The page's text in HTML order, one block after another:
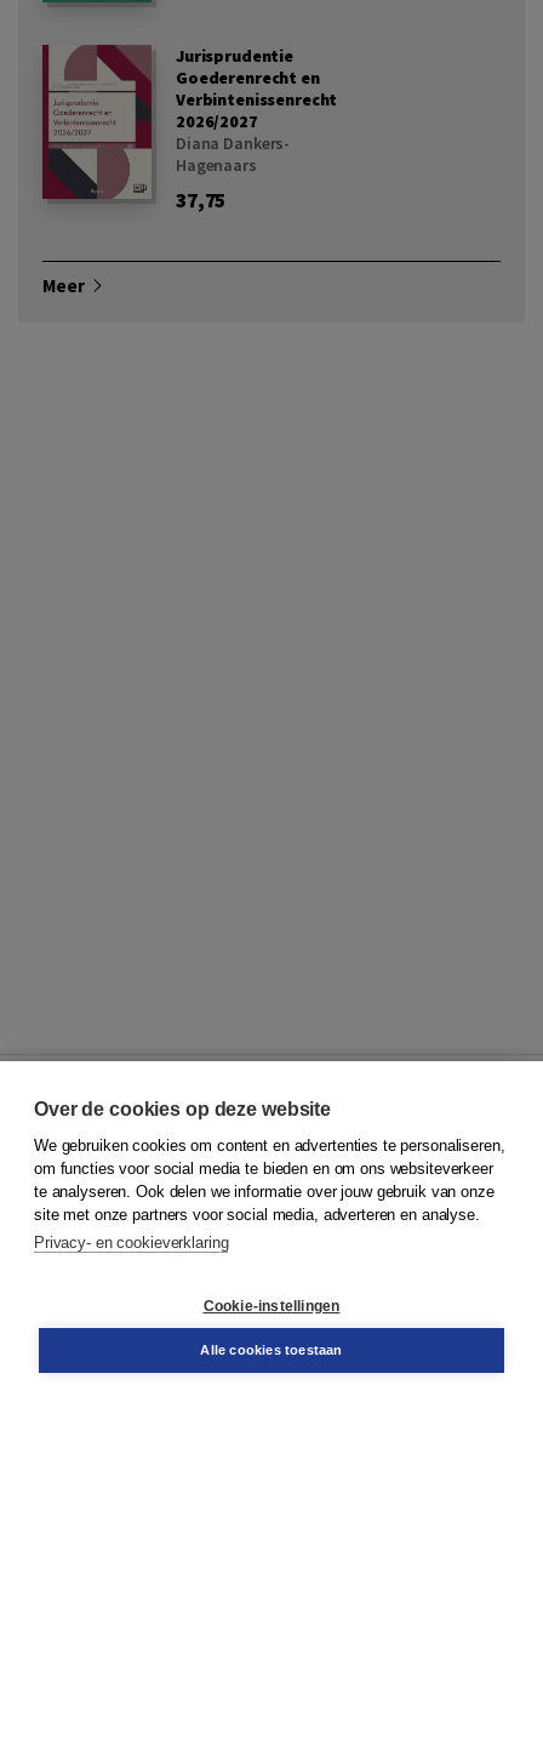
Jurisprudentie
Goederenrecht en
Verbintenissenrecht
2026/2027
Diana Dankers-
Hagenaars
37,75
Meer
© 2026Koninklijke Boom uitgevers
Klantenservice
Service & informatie
Contact
Over de cookies op deze website
We gebruiken cookies om content en advertenties te personaliseren,
om functies voor social media te bieden en om ons websiteverkeer
te analyseren. Ook delen we informatie over jouw gebruik van onze
site met onze partners voor social media, adverteren en analyse.
Privacy- en cookieverklaring
Cookie-instellingen
Alle cookies toestaan